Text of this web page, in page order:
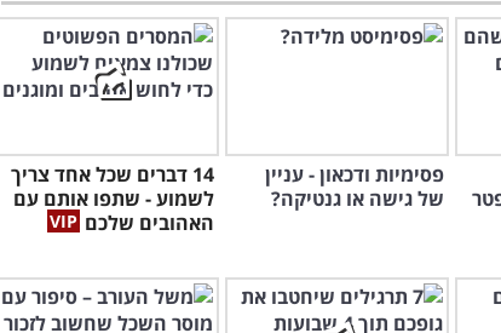
פסימיות ודכאון - עניין
של גישה או גנטיקה?
14 דברים שכל אחד צריך
לשמוע - שתפו אותם עם
האהובים שלכם